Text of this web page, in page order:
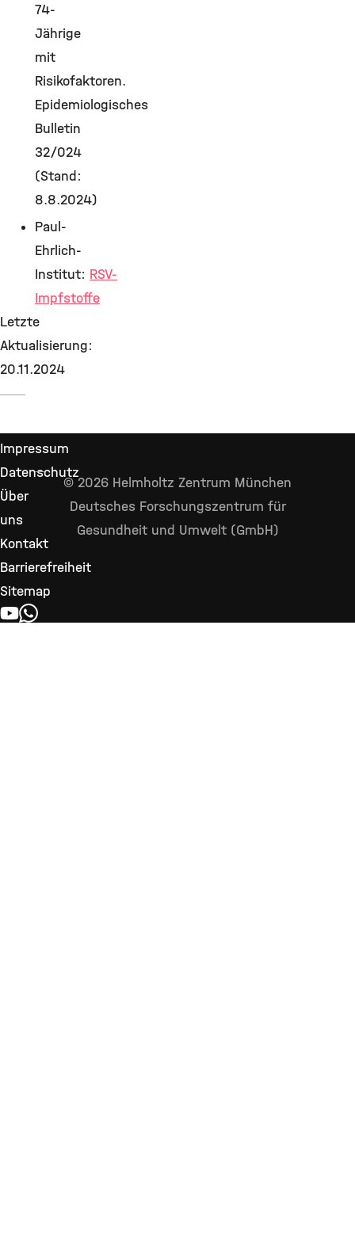
74-
Jährige
mit
Risikofaktoren.
Epidemiologisches
Bulletin
32/024
(Stand:
8.8.2024)
Paul-
Ehrlich-
Institut: RSV-
Impfstoffe
Letzte
Aktualisierung:
20.11.2024
Impressum
Datenschutz
Über
uns
Kontakt
Barrierefreiheit
Sitemap
YOUTUBE
WHATSAPP
© 2026 Helmholtz Zentrum München
Deutsches Forschungszentrum für
Gesundheit und Umwelt (GmbH)